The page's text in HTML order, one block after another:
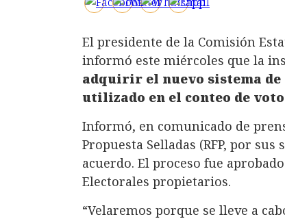
El presidente de la Comisión
informó este miércoles que la
adquirir el nuevo sistema
utilizado en el conteo de
Informó, en comunicado de
Propuesta Selladas (RFP, por
acuerdo. El proceso fue
Electorales propietarios.
“Velaremos porque se lleve a